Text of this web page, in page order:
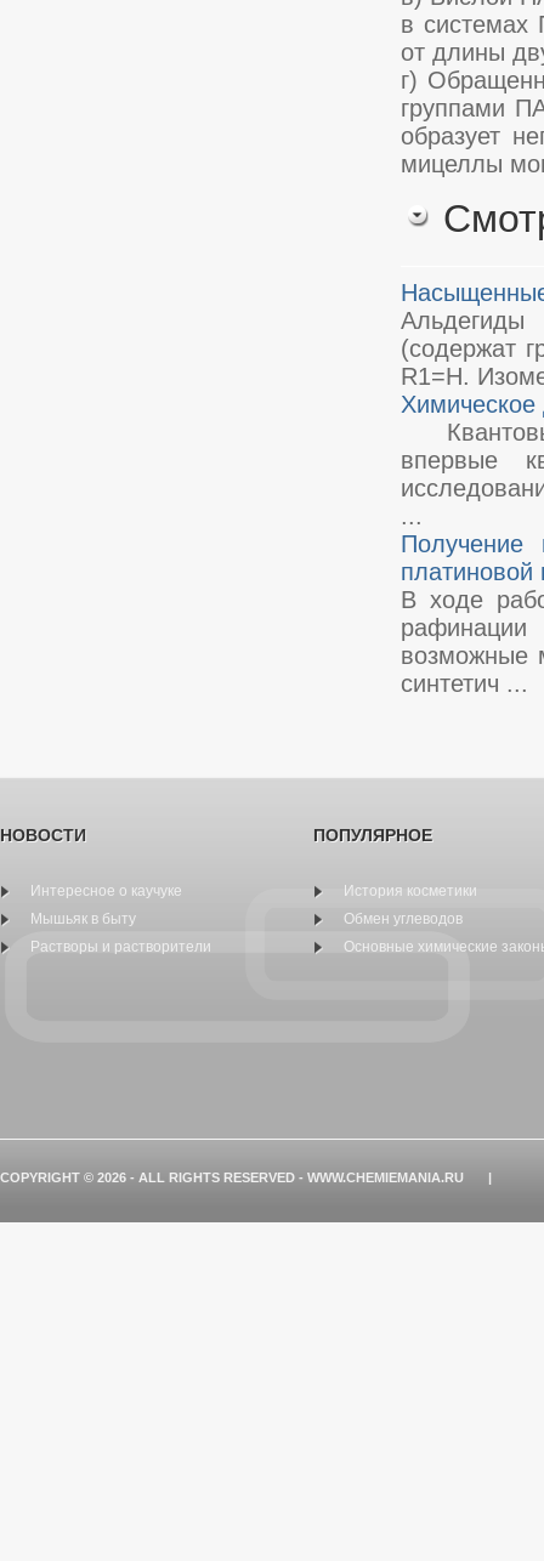
в системах
от длины
г)
группами
образует
мицеллы
(содержат
R1=H.
Химическое
впервые
...
Получение
платиновой
В ходе
возможные
синтетич ...
НОВОСТИ
Интересное о каучуке
Мышьяк в быту
Растворы и растворители
ПОПУЛЯРНОЕ
История косметики
Обмен углеводов
Основные химические
COPYRIGHT © 2026 - ALL RIGHTS RESERVED - WWW.CHEMIEMANIA.RU |